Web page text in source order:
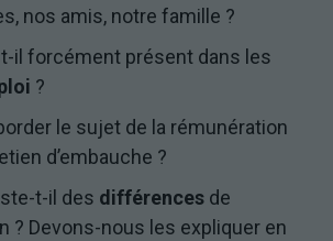
nos amis, notre famille ?
il forcément présent dans les
?
le sujet de la rémunération
d’embauche ?
t-il des différences de
? Devons-nous les expliquer en